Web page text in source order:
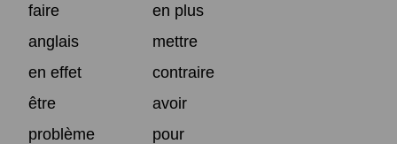
faire
en plus
anglais
mettre
en effet
contraire
être
avoir
problème
pour